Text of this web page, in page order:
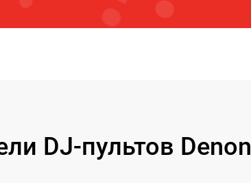
DJ-пультов Denon